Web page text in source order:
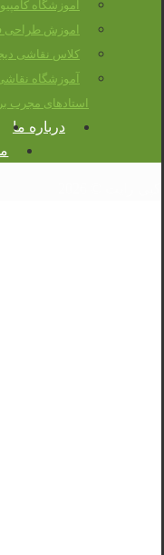
آموزشگاه
اموزش طراحی
کلاس نقاشی
آموزشگاه
استادهای مجرب
درباره ما